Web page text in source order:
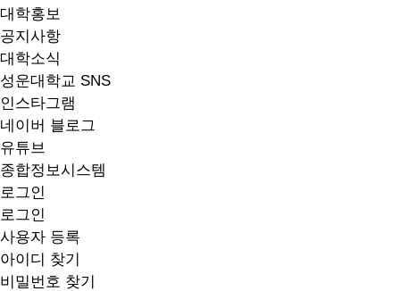
대학홍보
공지사항
대학소식
성운대학교 SNS
인스타그램
네이버 블로그
유튜브
종합정보시스템
로그인
로그인
사용자 등록
아이디 찾기
비밀번호 찾기